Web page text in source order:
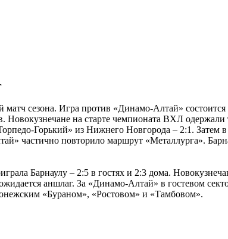
сезона. Игра против «Динамо-Алтай»
Новокузнечане на старте чемпионата ВХЛ
Горький» из Нижнего Новгорода – 2:1.
частично повторило маршрут «Металлурга».
Барнаулу – 2:5 в гостях и 2:3 дома.
аншлаг. За «Динамо-Алтай» в гостевом
«Бураном», «Ростовом» и «Тамбовом».